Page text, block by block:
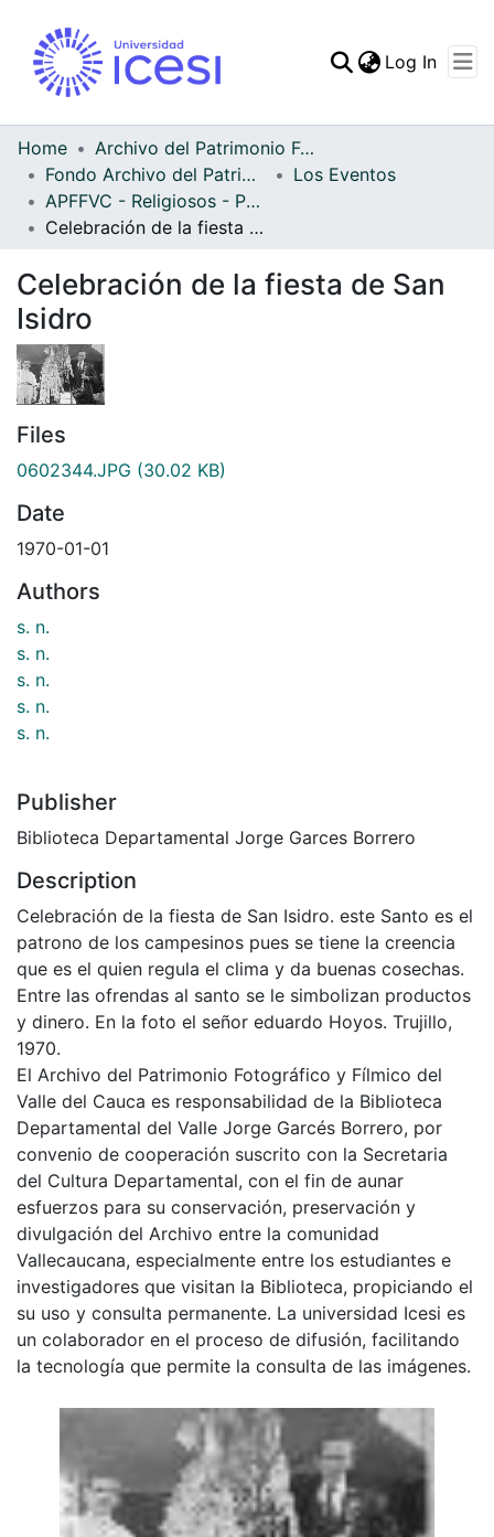
Statistics
Log In
Home
Archivo del Patrimonio Fotográfico y Fílmico del Valle del Cauca
Fondo Archivo del Patrimonio Fotográfico y Fílmico del Valle del Cauca
Los Eventos
APFFVC - Religiosos - Patrimonial
Celebración de la fiesta de San Isidro
Celebración de la fiesta de San
Isidro
Files
0602344.JPG (30.02 KB)
Date
1970-01-01
Authors
s. n.
s. n.
s. n.
s. n.
s. n.
Publisher
Biblioteca Departamental Jorge Garces Borrero
Description
Celebración de la fiesta de San Isidro. este Santo es el
patrono de los campesinos pues se tiene la creencia
que es el quien regula el clima y da buenas cosechas.
Entre las ofrendas al santo se le simbolizan productos
y dinero. En la foto el señor eduardo Hoyos. Trujillo,
1970.
El Archivo del Patrimonio Fotográfico y Fílmico del
Valle del Cauca es responsabilidad de la Biblioteca
Departamental del Valle Jorge Garcés Borrero, por
convenio de cooperación suscrito con la Secretaria
del Cultura Departamental, con el fin de aunar
esfuerzos para su conservación, preservación y
divulgación del Archivo entre la comunidad
Vallecaucana, especialmente entre los estudiantes e
investigadores que visitan la Biblioteca, propiciando el
su uso y consulta permanente. La universidad Icesi es
un colaborador en el proceso de difusión, facilitando
la tecnología que permite la consulta de las imágenes.